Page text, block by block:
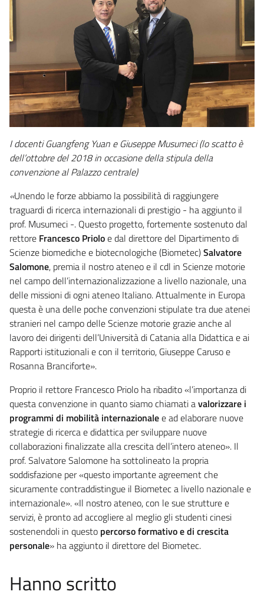
Idocenti Guangfeng Yuan e Giuseppe Musumeci (lo scatto è
dell’ottobre del 2018 in occasione della stipula della
convenzione al Palazzo centrale)
«Unendo le forze abbiamo la possibilità di raggiungere
traguardi di ricerca internazionali di prestigio - ha aggiunto il
prof. Musumeci -. Questo progetto, fortemente sostenuto dal
rettore Francesco Prioloe dal direttore del Dipartimento di
Scienze biomediche e biotecnologiche (Biometec)Salvatore
Salomone, premia il nostro ateneo e il cdl in Scienze motorie
nel campo dell’internazionalizzazione a livello nazionale, una
delle missioni di ogni ateneo Italiano. Attualmente in Europa
questa è una delle poche convenzioni stipulate tra due atenei
stranieri nel campo delle Scienze motorie grazie anche al
lavoro dei dirigenti dell’Università di Catania alla Didattica e ai
Rapporti istituzionali e con il territorio, Giuseppe Caruso e
Rosanna Branciforte».
Proprio il rettore Francesco Priolo ha ribadito «l’importanza di
questa convenzione in quanto siamo chiamati avalorizzare i
programmi di mobilità internazionalee ad elaborare nuove
strategie di ricerca e didattica per sviluppare nuove
collaborazioni finalizzate alla crescita dell’intero ateneo». Il
prof. Salvatore Salomone ha sottolineato la propria
soddisfazione per «questo importante agreement che
sicuramente contraddistingue il Biometec a livello nazionale e
internazionale». «Il nostro ateneo, con le sue strutture e
servizi, è pronto ad accogliere al meglio gli studenti cinesi
sostenendoli in questo percorso formativo e di crescita
personale» ha aggiunto il direttore del Biometec.
Hanno scritto